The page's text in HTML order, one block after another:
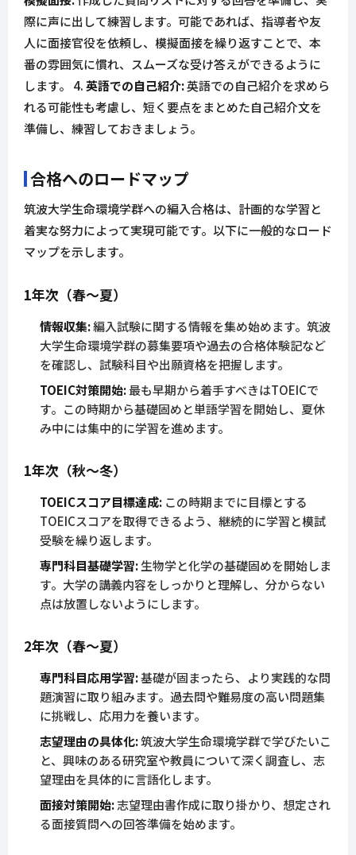
際に声に出して練習します。可能であれば、指導者や友
人に面接官役を依頼し、模擬面接を繰り返すことで、本
番の雰囲気に慣れ、スムーズな受け答えができるように
します。 4.英語での自己紹介:英語での自己紹介を求めら
れる可能性も考慮し、短く要点をまとめた自己紹介文を
準備し、練習しておきましょう。
合格へのロードマップ
筑波大学生命環境学群への編入合格は、計画的な学習と
着実な努力によって実現可能です。以下に一般的なロード
マップを示します。
1年次（春～夏）
情報収集:編入試験に関する情報を集め始めます。筑波
大学生命環境学群の募集要項や過去の合格体験記など
を確認し、試験科目や出願資格を把握します。
TOEIC対策開始:最も早期から着手すべきはTOEICで
す。この時期から基礎固めと単語学習を開始し、夏休
み中には集中的に学習を進めます。
1年次（秋～冬）
TOEICスコア目標達成: この時期までに目標とする
TOEICスコアを取得できるよう、継続的に学習と模試
受験を繰り返します。
専門科目基礎学習:生物学と化学の基礎固めを開始しま
す。大学の講義内容をしっかりと理解し、分からない
点は放置しないようにします。
2年次（春～夏）
専門科目応用学習:基礎が固まったら、より実践的な問
題演習に取り組みます。過去問や難易度の高い問題集
に挑戦し、応用力を養います。
志望理由の具体化:筑波大学生命環境学群で学びたいこ
と、興味のある研究室や教員について深く調査し、志
望理由を具体的に言語化します。
面接対策開始:志望理由書作成に取り掛かり、想定され
る面接質問への回答準備を始めます。